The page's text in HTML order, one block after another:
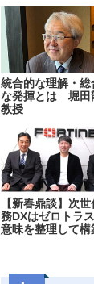
統合的な理解・総
な発揮とは 堀田
教授
【新春鼎談】次
務DXはゼロトラ
意味を整理して構